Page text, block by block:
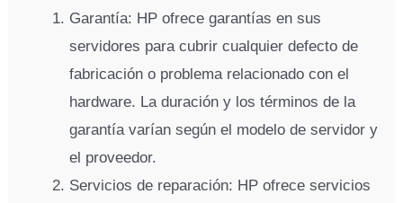
Garantía: HP ofrece garantías en sus
servidores para cubrir cualquier defecto de
fabricación o problema relacionado con el
hardware. La duración y los términos de la
garantía varían según el modelo de servidor y
el proveedor.
Servicios de reparación: HP ofrece servicios